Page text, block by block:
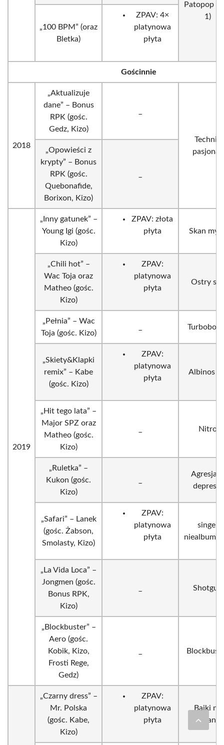
Patopop
1)
„100 BPM” (oraz
Bletka)
ZPAV: 4×
platynowa
płyta
Gościnnie
2018
„Aktualizuje
dane” – Bonus
RPK (gośc.
Gedz, Kizo)
Technik
pasjonat
„Opowieści z
krypty” – Bonus
RPK (gośc.
Quebonafide,
Borixon, Kizo)
2019
„Inny gatunek” –
Young Igi (gośc.
Kizo)
ZPAV: złota
płyta
Skan
„Chili hot” –
Wac Toja oraz
Matheo (gośc.
Kizo)
ZPAV:
platynowa
płyta
Ostry sos
„Pełnia” – Wac
Toja (gośc. Kizo)
„Skiety&Klapki
remix” – Kabe
(gośc. Kizo)
ZPAV:
platynowa
płyta
Albinos
„Hit tego lata” –
Major SPZ oraz
Matheo (gośc.
Kizo)
Nitro
„Ruletka” –
Kukon (gośc.
Kizo)
Agresja &
depresja
„Safari” – Lanek
(gośc. Żabson,
Smolasty, Kizo)
ZPAV:
platynowa
płyta
singel
„La Vida Loca” –
Jongmen (gośc.
Bonus RPK,
Kizo)
Shotgun
„Blockbuster” –
Aero (gośc.
Kobik, Kizo,
Frosti Rege,
Gedz)
„Czarny dress” –
Mr. Polska
(gośc. Kabe,
Kizo)
ZPAV:
platynowa
płyta
Bajki na
dobranoc